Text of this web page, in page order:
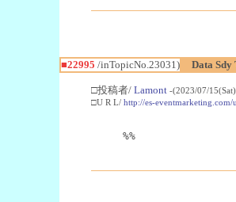
■22995 /inTopicNo.23031) Data Sdy
□投稿者/ Lamont -(2023/07/
□U R L/ http://es-eventmarketing.com/
%%